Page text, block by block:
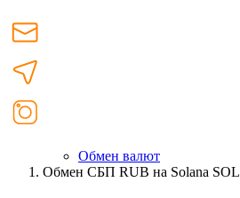
Обмен валют
Обмен СБП RUB на Solana SOL